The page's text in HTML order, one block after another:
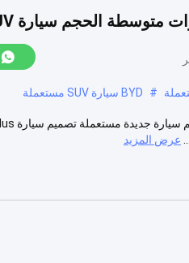
# BYD سيارة SUV مستعملة
عرض المزيد